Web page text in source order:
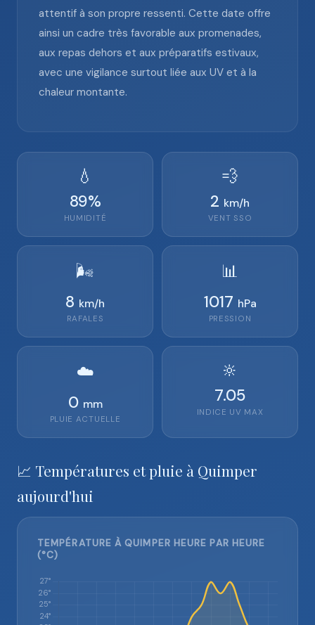
attentif à son propre ressenti. Cette date offre
ainsi un cadre très favorable aux promenades,
aux repas dehors et aux préparatifs estivaux,
avec une vigilance surtout liée aux UV et à la
chaleur montante.
💧
89%
HUMIDITÉ
💨
2 km/h
VENT SSO
🌬️
8 km/h
RAFALES
📊
1017 hPa
PRESSION
☁️
0 mm
PLUIE ACTUELLE
🔆
7.05
INDICE UV MAX
📈 Températures et pluie à Quimper
aujourd'hui
TEMPÉRATURE À QUIMPER HEURE PAR HEURE
(°C)